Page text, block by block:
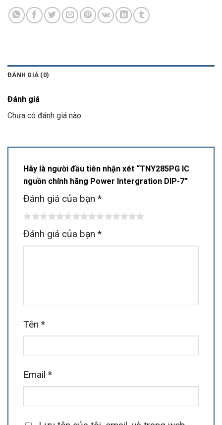
ĐÁNH GIÁ (0)
Đánh giá
Chưa có đánh giá nào.
Hãy là người đầu tiên nhận xét “TNY285PG IC
nguồn chính hãng Power Intergration DIP-7”
Đánh giá của bạn *
Đánh giá của bạn *
Tên *
Email *